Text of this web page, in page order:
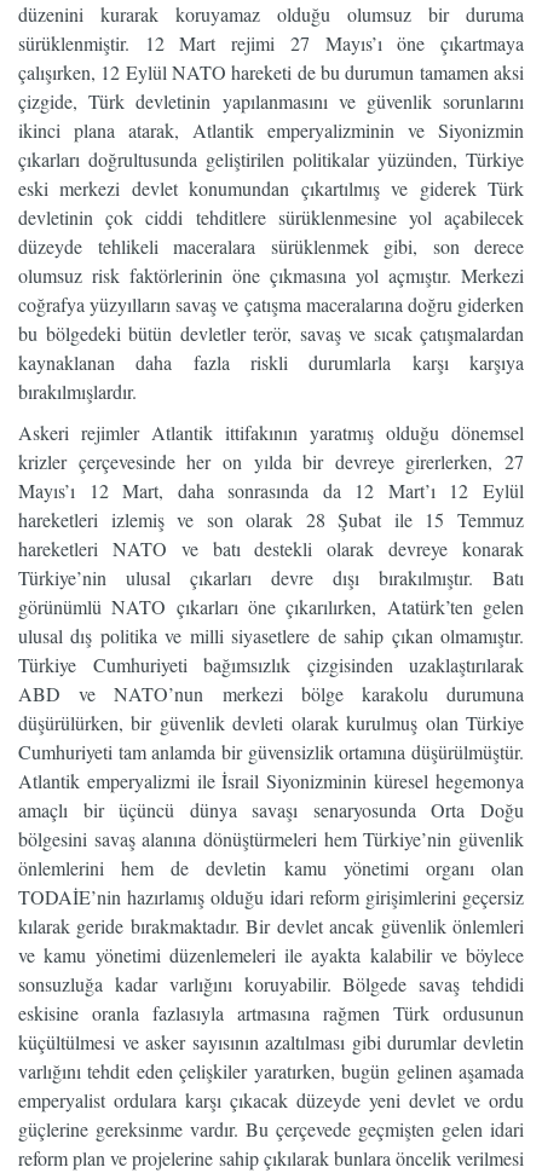
düzenini kurarak koruyamaz olduğu olumsuz bir duruma
sürüklenmiştir. 12 Mart rejimi 27 Mayıs’ı öne çıkartmaya
çalışırken, 12 Eylül NATO hareketi de bu durumun tamamen aksi
çizgide, Türk devletinin yapılanmasını ve güvenlik sorunlarını
ikinci plana atarak, Atlantik emperyalizminin ve Siyonizmin
çıkarları doğrultusunda geliştirilen politikalar yüzünden, Türkiye
eski merkezi devlet konumundan çıkartılmış ve giderek Türk
devletinin çok ciddi tehditlere sürüklenmesine yol açabilecek
düzeyde tehlikeli maceralara sürüklenmek gibi, son derece
olumsuz risk faktörlerinin öne çıkmasına yol açmıştır. Merkezi
coğrafya yüzyılların savaş ve çatışma maceralarına doğru giderken
bu bölgedeki bütün devletler terör, savaş ve sıcak çatışmalardan
kaynaklanan daha fazla riskli durumlarla karşı karşıya
bırakılmışlardır.
Askeri rejimler Atlantik ittifakının yaratmış olduğu dönemsel
krizler çerçevesinde her on yılda bir devreye girerlerken, 27
Mayıs’ı 12 Mart, daha sonrasında da 12 Mart’ı 12 Eylül
hareketleri izlemiş ve son olarak 28 Şubat ile 15 Temmuz
hareketleri NATO ve batı destekli olarak devreye konarak
Türkiye’nin ulusal çıkarları devre dışı bırakılmıştır. Batı
görünümlü NATO çıkarları öne çıkarılırken, Atatürk’ten gelen
ulusal dış politika ve milli siyasetlere de sahip çıkan olmamıştır.
Türkiye Cumhuriyeti bağımsızlık çizgisinden uzaklaştırılarak
ABD ve NATO’nun merkezi bölge karakolu durumuna
düşürülürken, bir güvenlik devleti olarak kurulmuş olan Türkiye
Cumhuriyeti tam anlamda bir güvensizlik ortamına düşürülmüştür.
Atlantik emperyalizmi ile İsrail Siyonizminin küresel hegemonya
amaçlı bir üçüncü dünya savaşı senaryosunda Orta Doğu
bölgesini savaş alanına dönüştürmeleri hem Türkiye’nin güvenlik
önlemlerini hem de devletin kamu yönetimi organı olan
TODAİE’nin hazırlamış olduğu idari reform girişimlerini geçersiz
kılarak geride bırakmaktadır. Bir devlet ancak güvenlik önlemleri
ve kamu yönetimi düzenlemeleri ile ayakta kalabilir ve böylece
sonsuzluğa kadar varlığını koruyabilir. Bölgede savaş tehdidi
eskisine oranla fazlasıyla artmasına rağmen Türk ordusunun
küçültülmesi ve asker sayısının azaltılması gibi durumlar devletin
varlığını tehdit eden çelişkiler yaratırken, bugün gelinen aşamada
emperyalist ordulara karşı çıkacak düzeyde yeni devlet ve ordu
güçlerine gereksinme vardır. Bu çerçevede geçmişten gelen idari
reform plan ve projelerine sahip çıkılarak bunlara öncelik verilmesi